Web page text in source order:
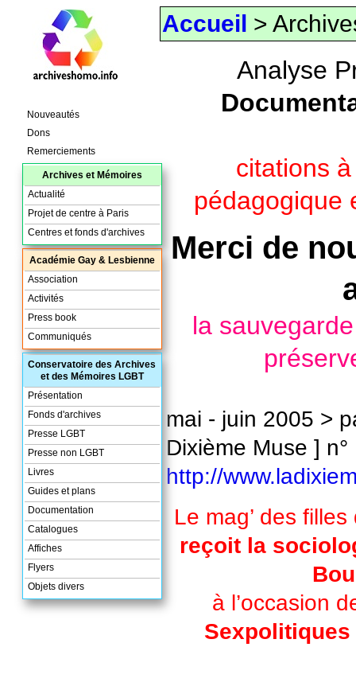
Accueil >
Analyse
citations
pédagogique
Merci de
la
mai - juin 2005 >
Dixième Muse ]
http://
Le mag’ des
reçoit la
à l’occasion
Sexpolitiques
Nouveautés
Dons
Remerciements
Archives et Mémoires
Actualité
Projet de centre à Paris
Centres et fonds d'archives
Académie Gay & Lesbienne
Association
Activités
Press book
Communiqués
Conservatoire des Archives
et des Mémoires LGBT
Présentation
Fonds d'archives
Presse LGBT
Presse non LGBT
Livres
Guides et plans
Documentation
Catalogues
Affiches
Flyers
Objets divers